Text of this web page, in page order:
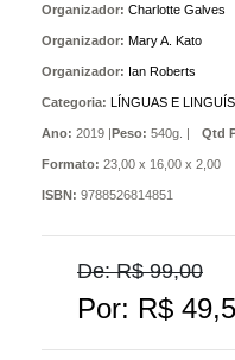
Organizador: Charlotte Galves
Organizador: Mary A. Kato
Organizador: Ian Roberts
Categoria: LÍNGUAS E
Ano: 2019 |Peso: 540g. | Qtd
Formato: 23,00 x 16,00 x 2,00
ISBN: 9788526814851
De: R$ 99,00
Por: R$